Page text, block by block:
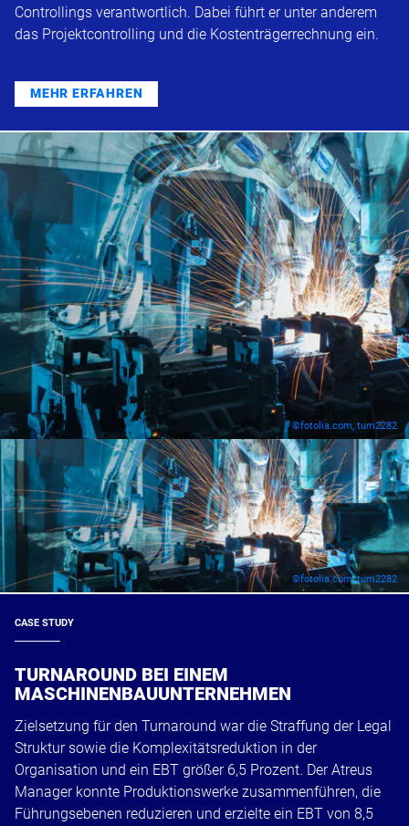
Controllings verantwortlich. Dabei führt er unter anderem
das Projektcontrolling und die Kostenträgerrechnung ein.
MEHR ERFAHREN
©fotolia.com, tum2282
©fotolia.com, tum2282
CASE STUDY
TURNAROUND BEI EINEM
MASCHINENBAUUNTERNEHMEN
Zielsetzung für den Turnaround war die Straffung der Legal
Struktur sowie die Komplexitätsreduktion in der
Organisation und ein EBT größer 6,5 Prozent. Der Atreus
Manager konnte Produktionswerke zusammenführen, die
Führungsebenen reduzieren und erzielte ein EBT von 8,5